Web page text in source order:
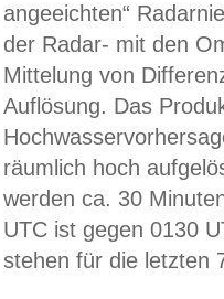
angeeichten“
der Radar- mit den
Mittelung von
Auflösung. Das
räumlich hoch
werden ca. 30
UTC ist gegen 0130
stehen für die letzten